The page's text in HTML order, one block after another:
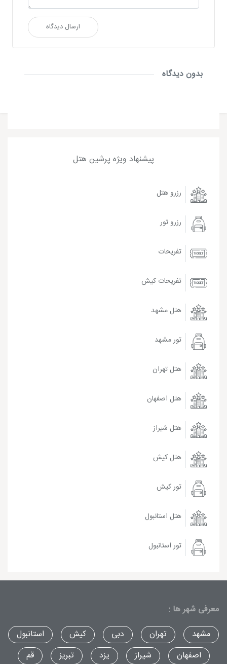
ارسال دیدگاه
بدون دیدگاه
پیشنهاد ویژه پرشین هتل
رزرو هتل
رزرو تور
تفریحات
تفریحات کیش
هتل مشهد
تور مشهد
هتل تهران
هتل اصفهان
هتل شیراز
هتل کیش
تور کیش
هتل استانبول
تور استانبول
معرفی شهر ها :
مشهد
تهران دبی کیش
استانبول
اصفهان
شیراز یزد تبریز قم